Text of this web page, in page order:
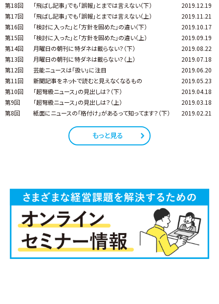
第18回
「飛ばし記事」でも「誤報」とまでは言えない（下）
2019.12.19
第17回
「飛ばし記事」でも「誤報」とまでは言えない（上）
2019.11.21
第16回
「検討に入った」と「方針を固めた」の違い（下）
2019.10.17
第15回
「検討に入った」と「方針を固めた」の違い（上）
2019.09.19
第14回
月曜日の朝刊に特ダネは載らない？（下）
2019.08.22
第13回
月曜日の朝刊に特ダネは載らない？（上）
2019.07.18
第12回
芸能ニュースは「扱い」に注目
2019.06.20
第11回
新聞記事をネットで読むと見えなくなるもの
2019.05.23
第10回
「超弩級ニュース」の見出しは？（下）
2019.04.18
第9回
「超弩級ニュース」の見出しは？（上）
2019.03.18
第8回
紙面にニュースの「格付け」があるって知ってます？（下） 2019.02.21
もっと見る